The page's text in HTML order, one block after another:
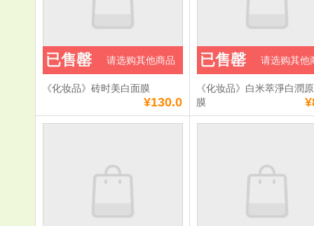
《化妆品》砖时美白面膜
¥130.0
已售罄 请选购其他商品
《化妆品》白米萃淨白潤
膜
已售罄 请选购其他